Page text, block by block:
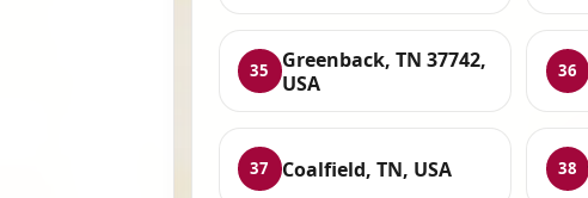
35
Greenback, TN 37742,
USA
36
37 Coalfield, TN, USA 38